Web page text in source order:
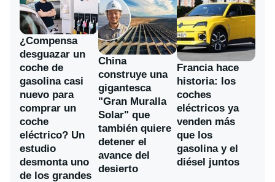
¿Compensa
desguazar un
coche de
gasolina casi
nuevo para
comprar un
coche
eléctrico? Un
estudio
desmonta uno
de los grandes
China
construye una
gigantesca
"Gran Muralla
Solar" que
también quiere
detener el
avance del
desierto
Francia hace
historia: los
coches
eléctricos ya
venden más
que los
gasolina y el
diésel juntos